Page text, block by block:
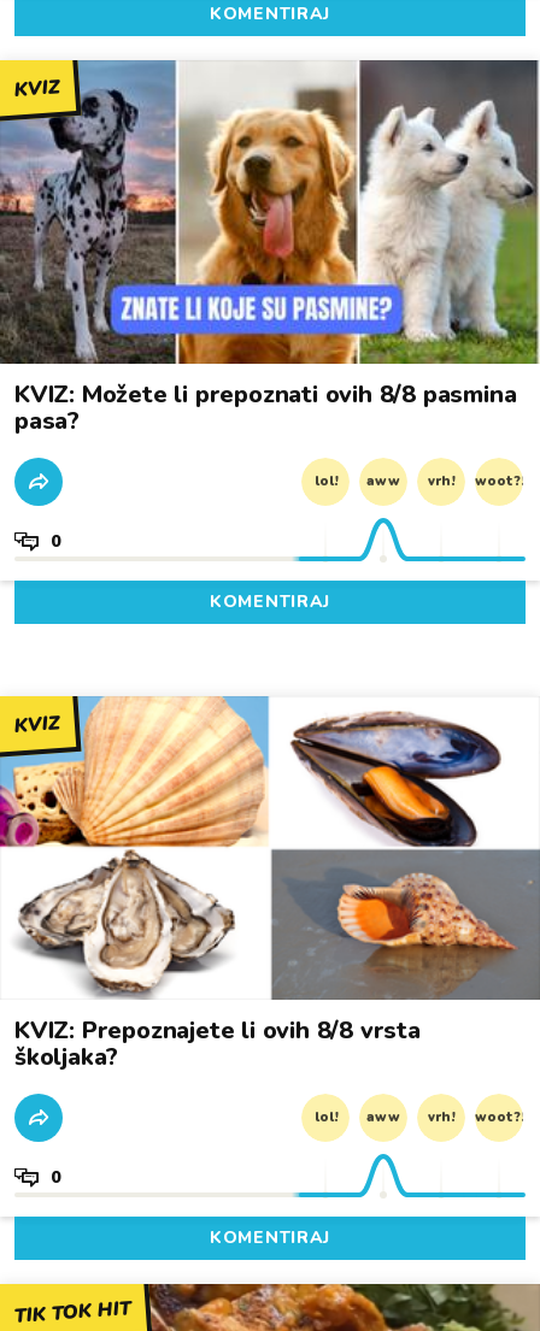
KOMENTIRAJ
KVIZ
KVIZ: Možete li prepoznati ovih 8/8 pasmina
pasa?
lol! aww vrh! woot?!
0
KOMENTIRAJ
KVIZ
KVIZ: Prepoznajete li ovih 8/8 vrsta
školjaka?
lol! aww vrh! woot?!
0
KOMENTIRAJ
TIK TOK HIT